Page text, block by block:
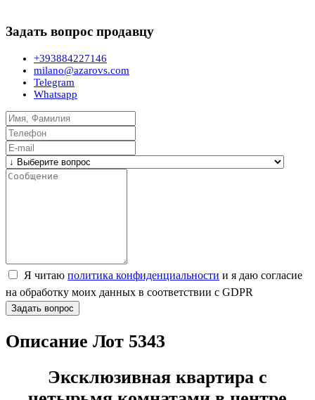
Задать вопрос продавцу
+393884227146
milano@azarovs.com
Telegram
Whatsapp
Я читаю политика конфиденциальности и я даю согласие
на обработку моих данных в соответствии с GDPR
Задать вопрос
Описание Лот 5343
Эксклюзивная квартира с